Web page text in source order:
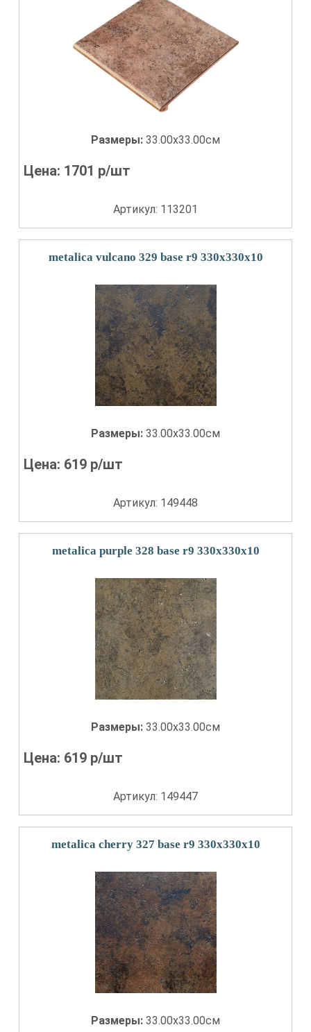
Размеры: 33.00x33.00см
Цена: 1701 р/шт
Артикул: 113201
metalica vulcano 329 base r9 330x330x10
Размеры: 33.00x33.00см
Цена: 619 р/шт
Артикул: 149448
metalica purple 328 base r9 330x330x10
Размеры: 33.00x33.00см
Цена: 619 р/шт
Артикул: 149447
metalica cherry 327 base r9 330x330x10
Размеры: 33.00x33.00см